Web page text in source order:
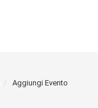
Aggiungi Evento